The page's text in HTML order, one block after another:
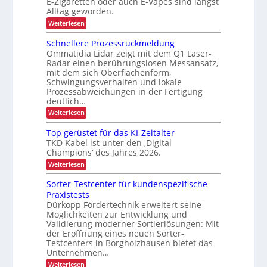
r
i
e
b
l
i
c
h
e
n
L
a
s
t
e
n
t
r
a
n
s
p
o
o
j
e
t
i
o
n
n
t
r
L
o
g
s
t
i
k
e
r
l
ä
s
i
g
e
r
T
r
a
n
s
p
o
r
t
v
o
n
F
r
a
c
h
t
u
n
d
G
Alltag geworden.
Weiterlesen:
B
a
n
d
g
e
f
a
h
r
:
A
u
s
g
e
d
i
e
n
t
e
E
-
Z
i
g
a
Schnellere Prozessrückmeldung
Ommatidia Lidar zeigt mit dem Q1 Laser-
Radar einen berührungslosen Messansatz,
mit dem sich Oberflächenform,
Schwingungsverhalten und lokale
Prozessabweichungen in der Fertigung
deutlich…
Weiterlesen:
S
c
h
n
e
l
l
r
e
P
r
o
z
e
s
s
r
Top gerüstet für das KI-Zeitalter
TKD Kabel ist unter den ‚Digital
Champions‘ des Jahres 2026.
Weiterlesen:
T
o
p
g
e
r
ü
s
t
e
t
f
Sorter-Testcenter für kundenspezifische
Praxistests
Dürkopp Fördertechnik erweitert seine
Möglichkeiten zur Entwicklung und
Validierung moderner Sortierlösungen: Mit
der Eröffnung eines neuen Sorter-
Testcenters in Borgholzhausen bietet das
Unternehmen…
Weiterlesen: